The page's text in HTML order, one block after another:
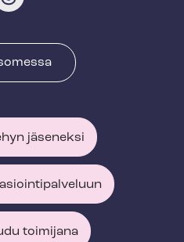
jäseneksi
toimijana